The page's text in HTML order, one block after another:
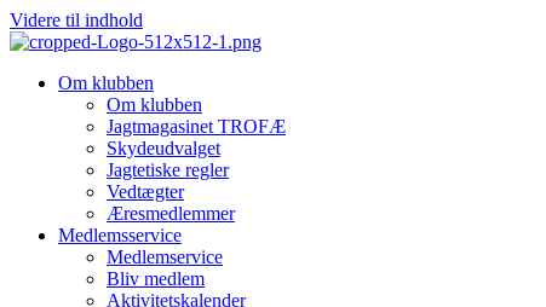
Videre til indhold
Om klubben
Om klubben
Jagtmagasinet TROFÆ
Skydeudvalget
Jagtetiske regler
Vedtægter
Æresmedlemmer
Medlemsservice
Medlemservice
Bliv medlem
Aktivitetskalender